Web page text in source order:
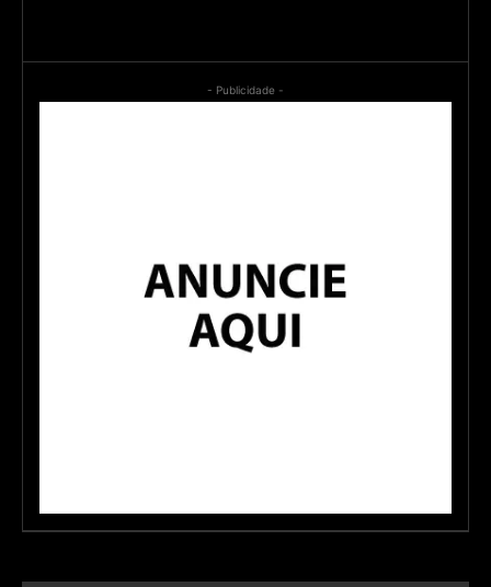
- Publicidade -